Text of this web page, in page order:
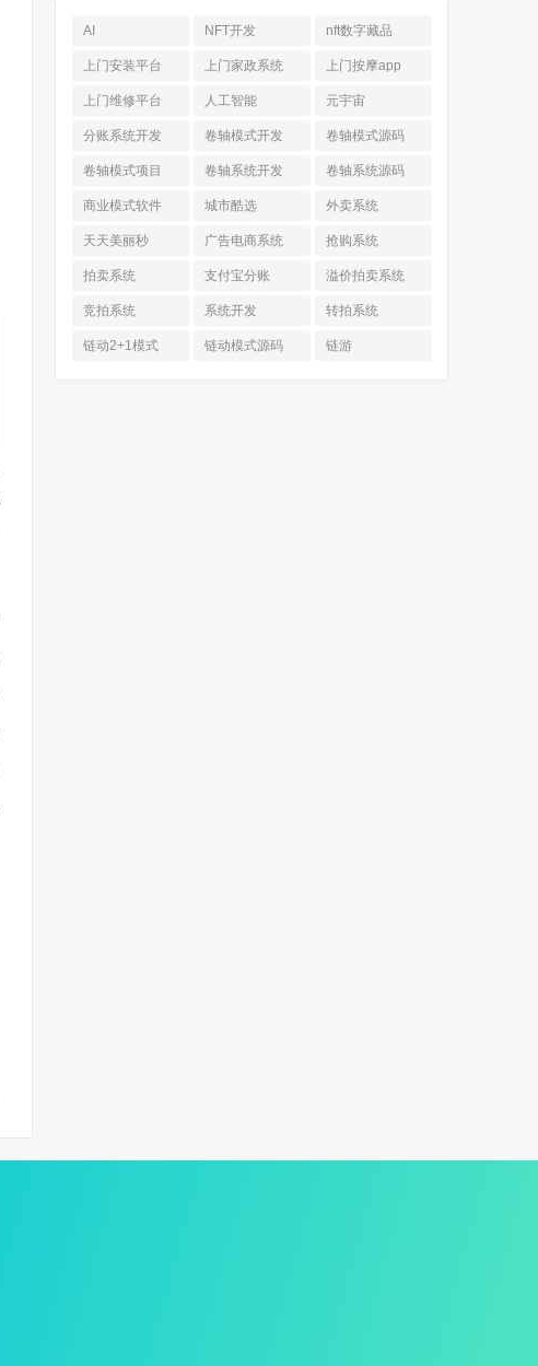
AI NFT开发 nft数字藏品
上门安装平台 上门家政系统 上门按摩app
上门维修平台 人工智能 元宇宙
分账系统开发 卷轴模式开发 卷轴模式源码
卷轴模式项目 卷轴系统开发 卷轴系统源码
商业模式软件 城市酷选 外卖系统
天天美丽秒 广告电商系统 抢购系统
拍卖系统 支付宝分账 溢价拍卖系统
竞拍系统 系统开发 转拍系统
链动2+1模式 链动模式源码 链游